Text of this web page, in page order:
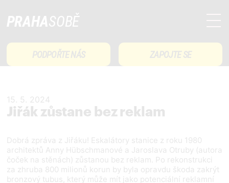
PRAHASOBĚ
PODPOŘTE NÁS ZAPOJTE SE
15. 5. 2024
Jiřák zůstane bez reklam
Dobrá zpráva z Jiřáku! Eskalátory stanice z roku 1980
architektů Anny Hübschmanové a Jaroslava Otruby (autora
čoček na stěnách) zůstanou bez reklam. Po rekonstrukci
za zhruba 800 milionů korun by byla opravdu škoda zakrýt
bronzový tubus, který může mít jako potenciální reklamní